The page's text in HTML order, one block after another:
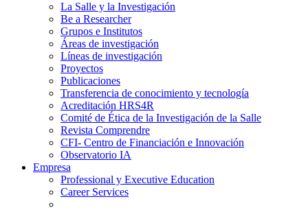
La Salle y la Investigación
Be a Researcher
Grupos e Institutos
Áreas de investigación
Líneas de investigación
Proyectos
Publicaciones
Transferencia de conocimiento y tecnología
Acreditación HRS4R
Comité de Ética de la Investigación de la Salle
Revista Comprendre
CFI- Centro de Financiación e Innovación
Observatorio IA
Empresa
Professional y Executive Education
Career Services